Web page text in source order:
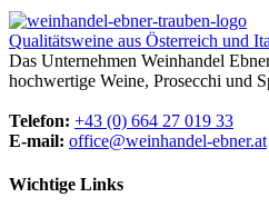
Qualitätsweine aus Österreich und
Das Unternehmen Weinhandel
hochwertige Weine, Prosecchi und
Telefon: +43 (0) 664 27 019 33
E-mail: office@weinhandel-ebner.at
Wichtige Links